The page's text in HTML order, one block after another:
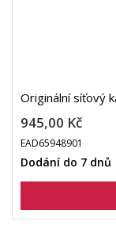
Originální síťový
945,00 Kč
EAD65948901
Dodání do 7 dnů